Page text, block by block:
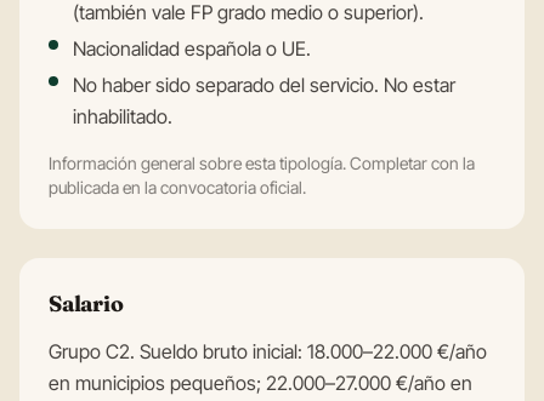
(también vale FP grado medio o superior).
Nacionalidad española o UE.
No haber sido separado del servicio. No estar
inhabilitado.
Información general sobre esta tipología. Completar con la
publicada en la convocatoria oficial.
Salario
Grupo C2. Sueldo bruto inicial: 18.000–22.000 €/año
en municipios pequeños; 22.000–27.000 €/año en